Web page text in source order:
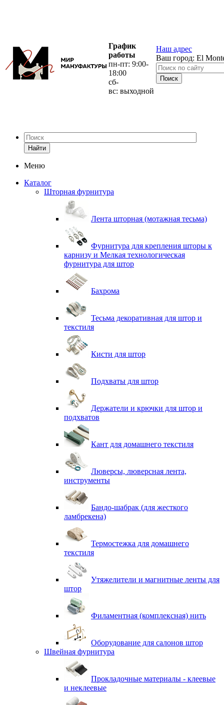
График
работы
пн-пт: 9:00-
18:00
сб-
вс: выходной
Наш адрес
Ваш город: El
Найти
Меню
Каталог
Шторная фурнитура
Лента шторная (мотажная тесьма)
Фурнитура для крепления шторы к
карнизу и Мелкая технологическая
фурнитура для штор
Бахрома
Тесьма декоративная для штор и
текстиля
Кисти для штор
Подхваты для штор
Держатели и крючки для штор и
подхватов
Кант для домашнего текстиля
Люверсы, люверсная лента,
инструменты
Бандо-шабрак (для жесткого
ламбрекена)
Термостежка для домашнего
текстиля
Утяжелители и магнитные ленты для
штор
Филаментная (комплексная) нить
Оборудование для салонов штор
Швейная фурнитура
Прокладочные материалы - клеевые
и неклеевые